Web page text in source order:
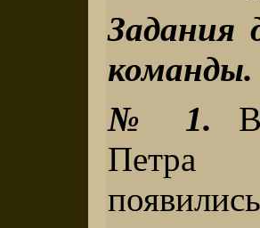
Задания
команды.
№ 1. В